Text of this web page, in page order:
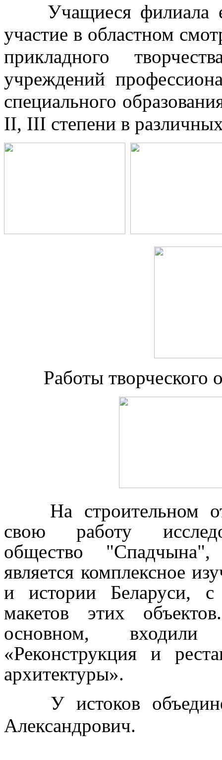
Учащиеся филиала
участие в областном
прикладного
учреждений
специального
ІІ, ІІІ степени в
Работы творческого
На строительном
свою работу
общество "Спадчына",
является комплексное
и истории Беларуси, с
макетов этих
основном, входили
«Реконструкция и
архитектуры».
У истоков
Александрович.